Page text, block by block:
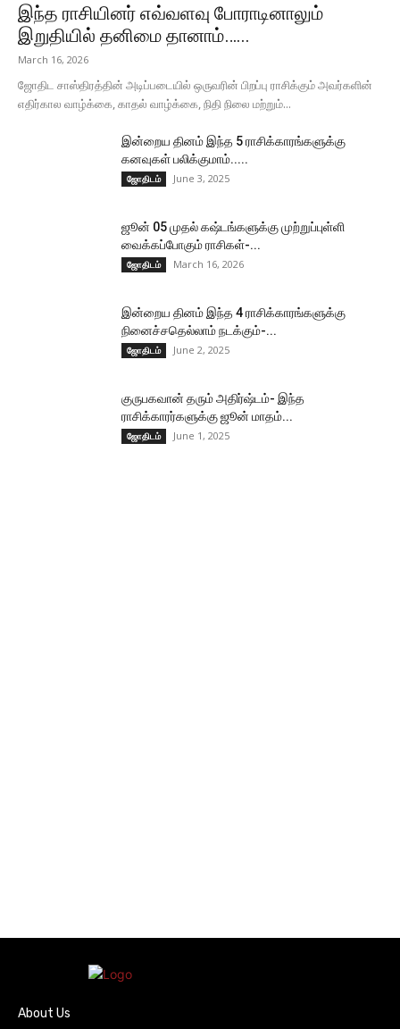
இந்த ராசியினர் எவ்வளவு போராடினாலும்
இறுதியில் தனிமை தானாம்…...
March 16, 2026
ஜோதிட சாஸ்திரத்தின் அடிப்படையில் ஒருவரின் பிறப்பு ராசிக்கும் அவர்களின்
எதிர்கால வாழ்க்கை, காதல் வாழ்க்கை, நிதி நிலை மற்றும்...
இன்றைய தினம் இந்த 5 ராசிக்காரங்களுக்கு
கனவுகள் பலிக்குமாம்.....
ஜோதிடம் June 3, 2025
ஜூன் 05 முதல் கஷ்டங்களுக்கு முற்றுப்புள்ளி
வைக்கப்போகும் ராசிகள்-...
ஜோதிடம் March 16, 2026
இன்றைய தினம் இந்த 4 ராசிக்காரங்களுக்கு
நினைச்சதெல்லாம் நடக்கும்-...
ஜோதிடம் June 2, 2025
குருபகவான் தரும் அதிர்ஷ்டம்- இந்த
ராசிக்காரர்களுக்கு ஜூன் மாதம்...
ஜோதிடம் June 1, 2025
About Us